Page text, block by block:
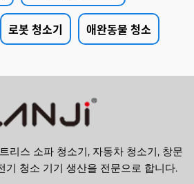
로봇 청소기 애완동물 청소
리스 소파 청소기, 자동차 청소기, 창문
기 청소 기기 생산을 전문으로 합니다.